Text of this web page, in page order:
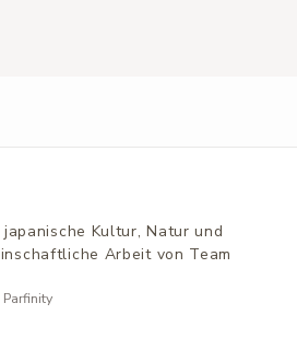
Kultur, Natur und
Arbeit von Team
Parfinity